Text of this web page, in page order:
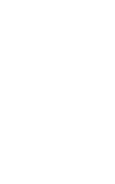
条补足；竞技生存流则在